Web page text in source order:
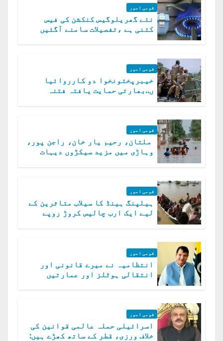
قومی امور
نئے گھریلوگیس کنکشن کی فیس
کتنی ہے ،تفصیلات سامنے آگئیں
قومی امور
خیبرپختونخوا دو کارروائیا
ں..بھارتی حمایت یافتہ فتنہ
قومی امور
ملتان، رحیم یار خان، راجن پور،
وہاڑی میں مزید سیکڑوں دیہات
قومی امور
ہیلپنگ ہینڈ کا سیلاب متاثرین کے
لیے ایک ارب چالیس کروڑ روپے
قومی امور
انتظامیہ نے میرے قانونی اور
انتقالی ہوٹلز اور عمارتیں
قومی امور
اسرائیلی حملہ عالمی قوانین کی
خلاف ورزی، قطر کے ساتھ کھڑے ہیں: